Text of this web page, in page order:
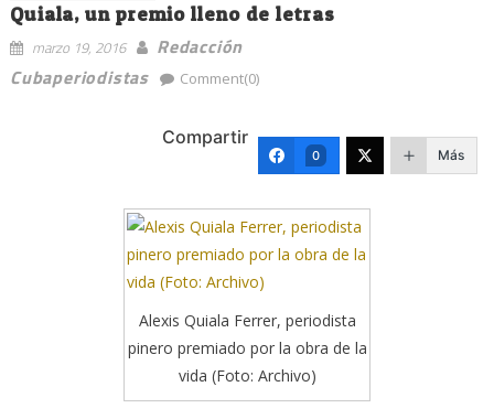
Quiala, un premio lleno de letras
marzo 19, 2016
Redacción
Cubaperiodistas
Comment(0)
Compartir
0 Más
Alexis Quiala Ferrer, periodista
pinero premiado por la obra de la
vida (Foto: Archivo)